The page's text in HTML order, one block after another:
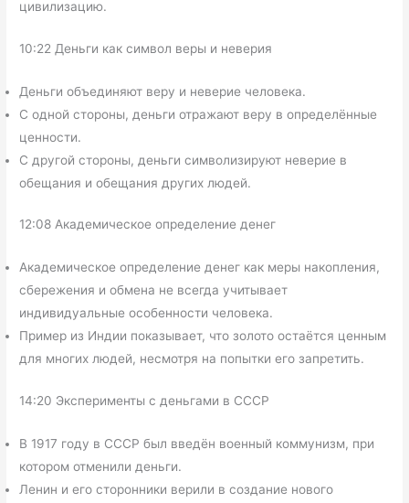
цивилизацию.
10:22 Деньги как символ веры и неверия
Деньги объединяют веру и неверие человека.
С одной стороны, деньги отражают веру в определённые
ценности.
С другой стороны, деньги символизируют неверие в
обещания и обещания других людей.
12:08 Академическое определение денег
Академическое определение денег как меры накопления,
сбережения и обмена не всегда учитывает
индивидуальные особенности человека.
Пример из Индии показывает, что золото остаётся ценным
для многих людей, несмотря на попытки его запретить.
14:20 Эксперименты с деньгами в СССР
В 1917 году в СССР был введён военный коммунизм, при
котором отменили деньги.
Ленин и его сторонники верили в создание нового